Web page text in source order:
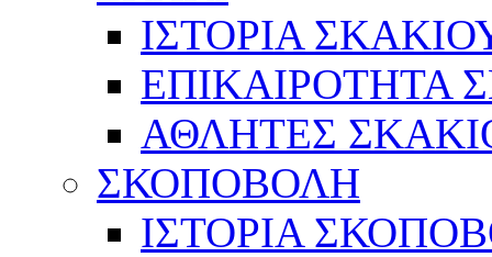
ΙΣΤΟΡΙΑ
ΕΠΙΚΑΙΡΟΤΗΤΑ
ΑΘΛΗΤΕΣ
ΣΚΟΠΟΒΟΛΗ
ΙΣΤΟΡΙΑ